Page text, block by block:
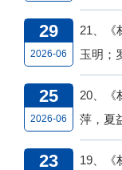
29
2026-06
21、《
玉明；
25
2026-06
20、《
萍，夏
23
19、《